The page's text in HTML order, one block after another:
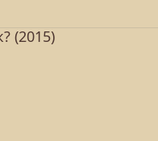
(2015)